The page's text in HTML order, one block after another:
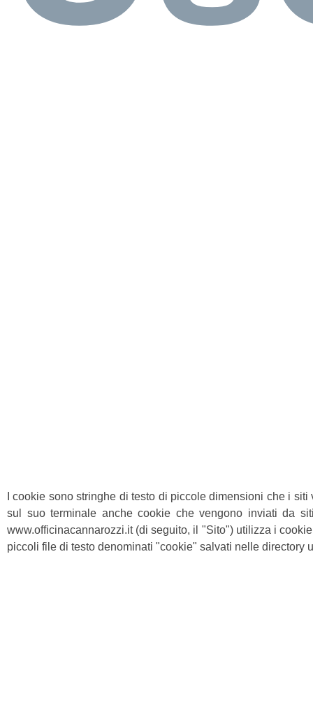
I cookie sono stringhe di testo di piccole dimensioni che i
sul suo terminale anche cookie che vengono inviati da
www.officinacannarozzi.it (di seguito, il "Sito") utilizza i
piccoli file di testo denominati "cookie" salvati nelle directory